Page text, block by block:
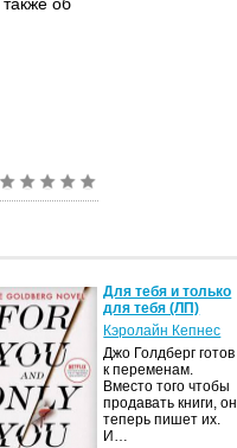
об
Для тебя и только
для тебя (ЛП)
Кэролайн Кепнес
Джо Голдберг готов
к переменам.
Вместо того чтобы
продавать книги, он
теперь пишет их.
И…